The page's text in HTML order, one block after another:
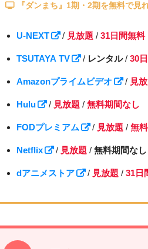
『ダンまち』1期・2期を無料で見
U-NEXT / 見放題 / 31日間無料
TSUTAYA TV / レンタル/ 30
Amazonプライムビデオ / 見
Hulu / 見放題 / 無料期間なし
FODプレミアム / 見放題 / 無
Netflix / 見放題 / 無料期間なし
dアニメストア / 見放題 / 31日